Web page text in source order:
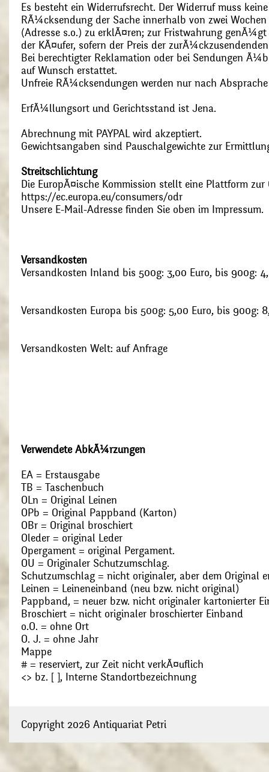
Es besteht ein Widerrufsrecht. Der Widerruf muss
RÃ¼cksendung der Sache innerhalb von zwei
(Adresse s.o.) zu erklÃ¤ren; zur Fristwahrung
der KÃ¤ufer, sofern der Preis der
Bei berechtigter Reklamation oder bei Sendungen
auf Wunsch erstattet.
Unfreie RÃ¼cksendungen werden nur nach
ErfÃ¼llungsort und Gerichtsstand ist Jena.
Abrechnung mit PAYPAL wird akzeptiert.
Gewichtsangaben sind Pauschalgewichte zur
Streitschlichtung
Die EuropÃ¤ische Kommission stellt eine Plattform
https://ec.europa.eu/consumers/odr
Unsere E-Mail-Adresse finden Sie oben im Impressum.
Versandkosten
Versandkosten Inland bis 500g: 3,00 Euro, bis 900g:
Versandkosten Europa bis 500g: 5,00 Euro, bis 900g:
Versandkosten Welt: auf Anfrage
Verwendete AbkÃ¼rzungen
EA = Erstausgabe
TB = Taschenbuch
OLn = Original Leinen
OPb = Original Pappband (Karton)
OBr = Original broschiert
Oleder = original Leder
Opergament = original Pergament.
OU = Originaler Schutzumschlag.
Schutzumschlag = nicht originaler, aber dem Original
Leinen = Leineneinband (neu bzw. nicht original)
Pappband, = neuer bzw. nicht originaler kartonierter
Broschiert = nicht originaler broschierter Einband
o.O. = ohne Ort
O. J. = ohne Jahr
Mappe
# = reserviert, zur Zeit nicht verkÃ¤uflich
<> bz. [ ], Interne Standortbezeichnung
Copyright 2026 Antiquariat Petri